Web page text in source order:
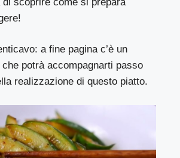
a fine pagina c’è un
che potrà accompagnarti passo
realizzazione di questo piatto.